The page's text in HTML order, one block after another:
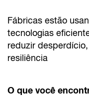
Fábricas estão
tecnologias
reduzir
resiliência
O que você